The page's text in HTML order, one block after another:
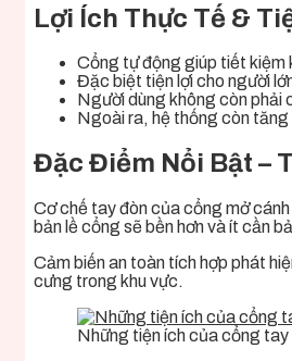
Lợi Ích Thực Tế &
Cổng tự động giúp tiết kiệm
Đặc biệt tiện lợi cho người
Người dùng không còn phải
Ngoài ra, hệ thống còn tăng
Đặc Điểm Nổi Bật –
Cơ chế tay đòn của cổng mở
bản lề cổng sẽ bền hơn và ít cần
Cảm biến an toàn tích hợp phát
cưng trong khu vực.
Những tiện ích của cổng tay